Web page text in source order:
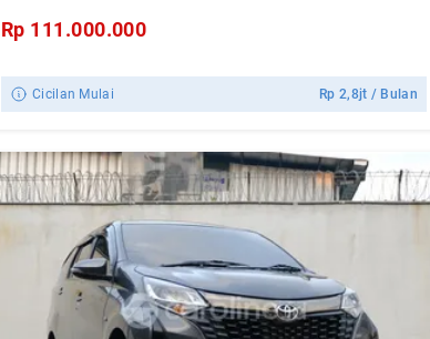
Rp 111.000.000
Cicilan Mulai Rp2,8jt / Bulan